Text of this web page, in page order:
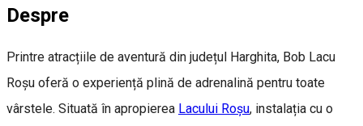
Despre
Printre atracțiile de aventură din județul Harghita, Bob Lacu
Roșu oferă o experiență plină de adrenalină pentru toate
vârstele. Situată în apropierea Lacului Roșu, instalația cu o